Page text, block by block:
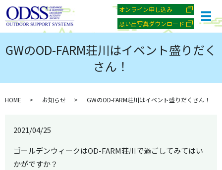
オンライン申し込み
思い出写真ダウンロード
メ
GWのOD-FARM荘川はイベント盛りだく
さん！
HOME お知らせ GWのOD-FARM荘川はイベント盛りだくさん！
2021/04/25
ゴールデンウィークはOD-FARM荘川で過ごしてみてはい
かがですか？